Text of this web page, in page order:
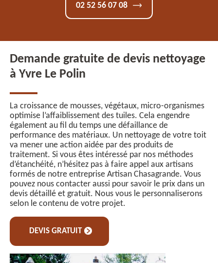
02 52 56 07 08
Demande gratuite de devis nettoyage
à Yvre Le Polin
La croissance de mousses, végétaux, micro-organismes
optimise l’affaiblissement des tuiles. Cela engendre
également au fil du temps une défaillance de
performance des matériaux. Un nettoyage de votre toit
va mener une action aidée par des produits de
traitement. Si vous êtes intéressé par nos méthodes
d’étanchéité, n’hésitez pas à faire appel aux artisans
formés de notre entreprise Artisan Chasagrande. Vous
pouvez nous contacter aussi pour savoir le prix dans un
devis détaillé et gratuit. Nous vous le personnaliserons
selon le contenu de votre projet.
DEVIS GRATUIT